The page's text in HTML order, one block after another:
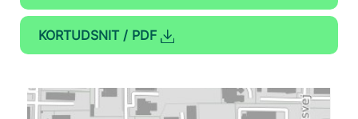
KORTUDSNIT / PDF